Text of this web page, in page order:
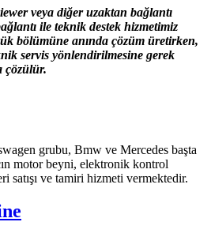
veya diğer uzaktan bağlantı
ile teknik destek hizmetimiz
bölümüne anında çözüm üretirken,
servis yönlendirilmesine gerek
çözülür.
grubu, Bmw ve Mercedes başta
motor beyni, elektronik kontrol
satışı ve tamiri hizmeti vermektedir.